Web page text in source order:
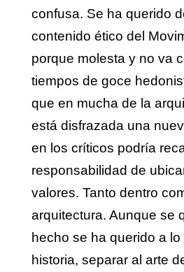
confusa. Se ha querido
contenido ético del
porque molesta y no va
tiempos de goce
que en mucha de la
está disfrazada una
en los críticos podría
responsabilidad de
valores. Tanto dentro
arquitectura. Aunque se
hecho se ha querido a
historia, separar al arte